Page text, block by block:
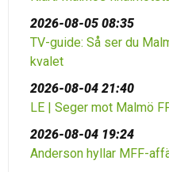
2026-08-05 08:35
TV-guide: Så ser du
kvalet
2026-08-04 21:40
LE | Seger mot Malmö
2026-08-04 19:24
Anderson hyllar MFF-